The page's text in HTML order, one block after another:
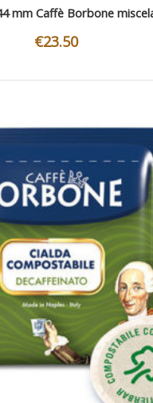
mm Caffè Borbone
€23.50